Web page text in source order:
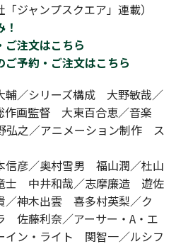
ジャンプスクエア」連載）
注文はこちら
予約・ご注文はこちら
輔／シリーズ構成 大野敏哉／
作画監督 大東百合恵／音楽
弘之／アニメーション制作 ス
信彦／奥村雪男 福山潤／杜山
士 中井和哉／志摩廉造 遊佐
神木出雲 喜多村英梨／ク
佐藤利奈／アーサー・A・エ
ン・ライト 関智一／ルシフ